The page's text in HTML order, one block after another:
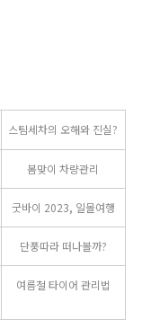
스팀세차의 오해와 진실?
봄맞이 차량관리
굿바이 2023, 일몰여행
단풍따라 떠나볼까?
여름철 타이어 관리법